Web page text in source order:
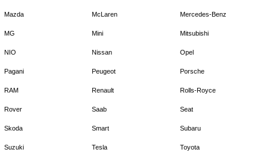
Mazda McLaren Mercedes-Benz
MG Mini Mitsubishi
NIO Nissan Opel
Pagani Peugeot Porsche
RAM Renault Rolls-Royce
Rover Saab Seat
Skoda Smart Subaru
Suzuki Tesla Toyota